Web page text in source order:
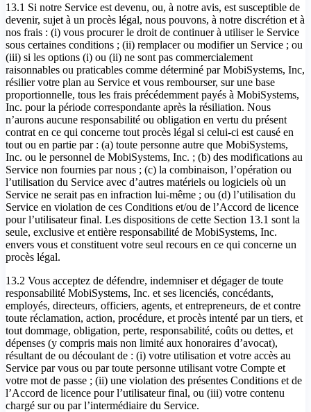
13.1 Si notre Service est devenu, ou, à notre avis, est susceptible de
devenir, sujet à un procès légal, nous pouvons, à notre discrétion et à
nos frais : (i) vous procurer le droit de continuer à utiliser le Service
sous certaines conditions ; (ii) remplacer ou modifier un Service ; ou
(iii) si les options (i) ou (ii) ne sont pas commercialement
raisonnables ou praticables comme déterminé par MobiSystems, Inc,
résilier votre plan au Service et vous rembourser, sur une base
proportionnelle, tous les frais précédemment payés à MobiSystems,
Inc. pour la période correspondante après la résiliation. Nous
n’aurons aucune responsabilité ou obligation en vertu du présent
contrat en ce qui concerne tout procès légal si celui-ci est causé en
tout ou en partie par : (a) toute personne autre que MobiSystems,
Inc. ou le personnel de MobiSystems, Inc. ; (b) des modifications au
Service non fournies par nous ; (c) la combinaison, l’opération ou
l’utilisation du Service avec d’autres matériels ou logiciels où un
Service ne serait pas en infraction lui-même ; ou (d) l’utilisation du
Service en violation de ces Conditions et/ou de l’Accord de licence
pour l’utilisateur final. Les dispositions de cette Section 13.1 sont la
seule, exclusive et entière responsabilité de MobiSystems, Inc.
envers vous et constituent votre seul recours en ce qui concerne un
procès légal.
13.2 Vous acceptez de défendre, indemniser et dégager de toute
responsabilité MobiSystems, Inc. et ses licenciés, concédants,
employés, directeurs, officiers, agents, et entrepreneurs, de et contre
toute réclamation, action, procédure, et procès intenté par un tiers, et
tout dommage, obligation, perte, responsabilité, coûts ou dettes, et
dépenses (y compris mais non limité aux honoraires d’avocat),
résultant de ou découlant de : (i) votre utilisation et votre accès au
Service par vous ou par toute personne utilisant votre Compte et
votre mot de passe ; (ii) une violation des présentes Conditions et de
l’Accord de licence pour l’utilisateur final, ou (iii) votre contenu
chargé sur ou par l’intermédiaire du Service.